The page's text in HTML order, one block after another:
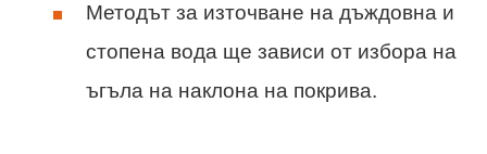
Методът за източване на дъждовна и
стопена вода ще зависи от избора на
ъгъла на наклона на покрива.